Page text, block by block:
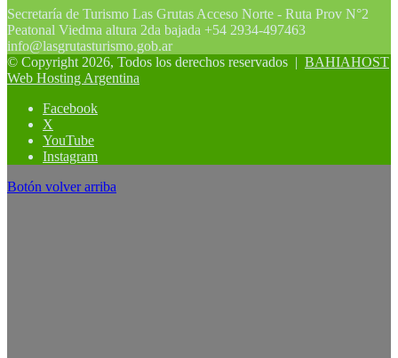
Secretaría de Turismo Las Grutas Acceso Norte - Ruta Prov N°2
Peatonal Viedma altura 2da bajada +54 2934-497463
info@lasgrutasturismo.gob.ar
© Copyright 2026, Todos los derechos reservados | BAHIAHOST
Web Hosting Argentina
Facebook
X
YouTube
Instagram
Botón volver arriba